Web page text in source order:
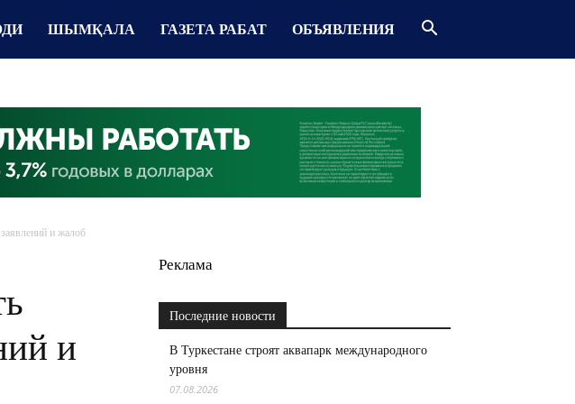
ШЫМҚАЛА ГАЗЕТА РАБАТ ОБЪЯВЛЕНИЯ
и жалоб
и
Реклама
Последние новости
В Туркестане строят аквапарк международного
уровня
07.08.2026